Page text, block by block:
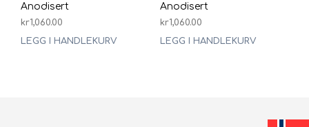
Anodisert
kr1,060.00
LEGG I HANDLEKURV
Anodisert
kr1,060.00
LEGG I HANDLEKURV